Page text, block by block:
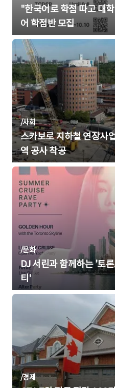
"한국어로 학점 따고 대
어 학점반 모집
/사회
스카보로 지하철 연장사
역 공사 착공
/문화
DJ 서린과 함께하는 '토
티'
/경제